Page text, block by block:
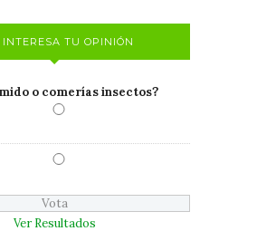
INTERESA TU OPINIÓN
o comerías insectos?
Ver Resultados